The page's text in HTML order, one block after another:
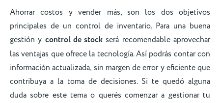
Ahorrar costos y vender más, son los dos objetivos
principales de un control de inventario. Para una buena
gestión y control de stock será recomendable aprovechar
las ventajas que ofrece la tecnología. Así podrás contar con
información actualizada, sin margen de error y eficiente que
contribuya a la toma de decisiones. Si te quedó alguna
duda sobre este tema o querés comenzar a gestionar tu